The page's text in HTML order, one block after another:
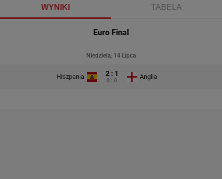
WYNIKI TABELA
Euro Final
Niedziela, 14 Lipca
Hiszpania 2 : 1
0 : 0
Anglia